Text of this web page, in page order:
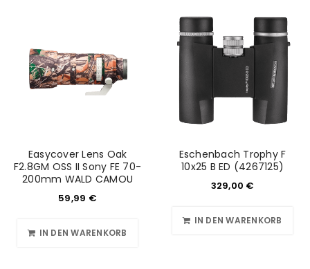
Easycover Lens Oak
F2.8GM OSS II Sony FE 70-
200mm WALD CAMOU
59,99 €
IN DEN WARENKORB
Eschenbach Trophy F
10x25 B ED (4267125)
329,00 €
IN DEN WARENKORB